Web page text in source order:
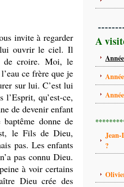
invite à regarder
lui ouvrir le ciel. Il
de croire. Moi, le
ce frère que je
sur lui. C’est lui
qu’est-ce,
de devenir enfant
donne de
le Fils de Dieu,
pas. Les enfants
pas connu Dieu.
à voir certains
Dieu crée des
A
?